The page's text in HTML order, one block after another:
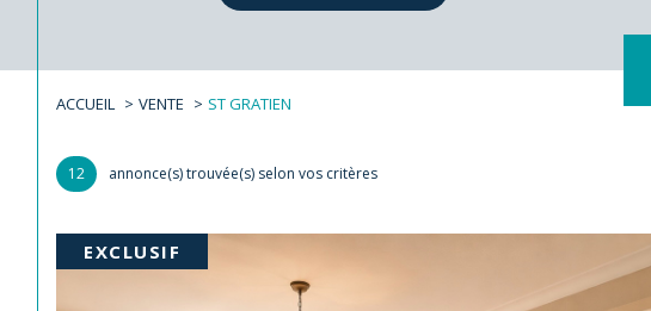
ACCUEIL VENTE ST GRATIEN
12 annonce(s) trouvée(s) selon vos critères
EXCLUSIF